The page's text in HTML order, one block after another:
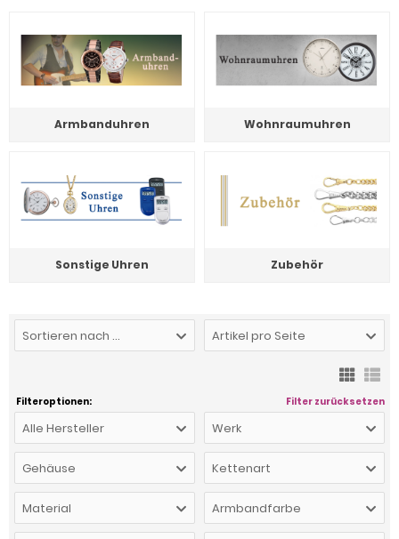
Armbanduhren Wohnraumuhren
Sonstige Uhren Zubehör
Sortieren nach ... Artikel pro Seite
Filteroptionen: Filter zurücksetzen
Alle Hersteller Werk
Gehäuse Kettenart
Material Armbandfarbe